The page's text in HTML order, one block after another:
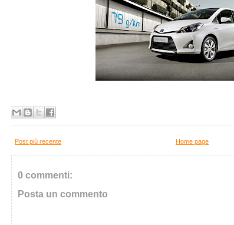
Post più recente Home page
0 commenti:
Posta un commento